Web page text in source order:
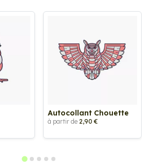
Autocollant Chouette
à partir de 2,90 €